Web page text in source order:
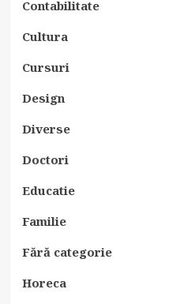
Contabilitate
Cultura
Cursuri
Design
Diverse
Doctori
Educatie
Familie
Fără categorie
Horeca